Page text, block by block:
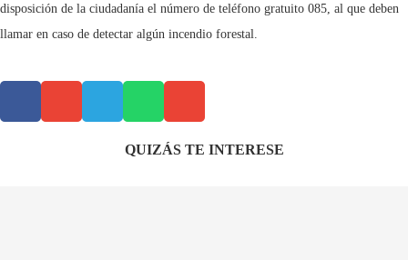
disposición de la ciudadanía el número de teléfono gratuito 085, al que deben
llamar en caso de detectar algún incendio forestal.
QUIZÁS TE INTERESE